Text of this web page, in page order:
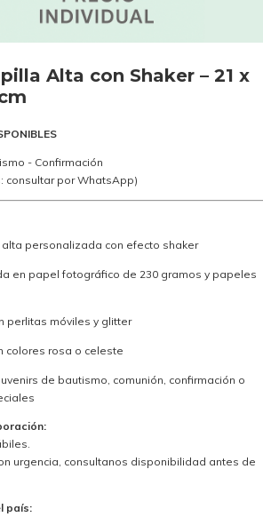
Alta con Shaker – 21 x
- Confirmación
consultar por WhatsApp)
alta personalizada con efecto shaker
en papel fotográfico de 230 gramos y papeles
perlitas móviles y glitter
colores rosa o celeste
de bautismo, comunión, confirmación o
urgencia, consultanos disponibilidad antes de
país: